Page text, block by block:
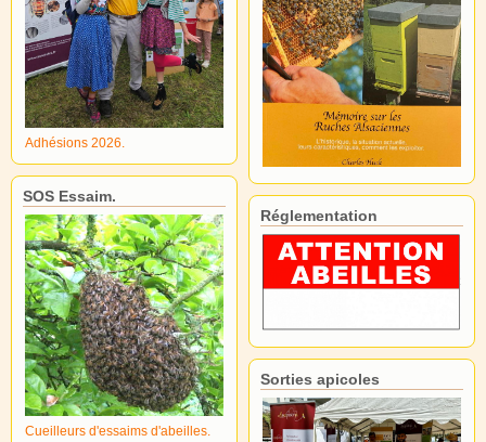
Adhésions 2026.
SOS Essaim.
Cueilleurs d'essaims d'abeilles.
Réglementation
Sorties apicoles